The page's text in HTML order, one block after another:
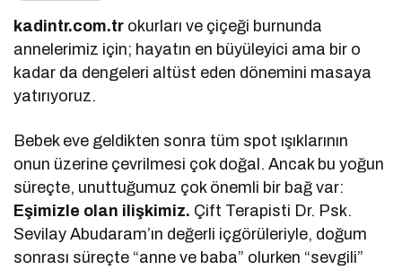
kadintr.com.tr okurları ve çiçeği burnunda
annelerimiz için; hayatın en büyüleyici ama bir o
kadar da dengeleri altüst eden dönemini masaya
yatırıyoruz.
Bebek eve geldikten sonra tüm spot ışıklarının
onun üzerine çevrilmesi çok doğal. Ancak bu yoğun
süreçte, unuttuğumuz çok önemli bir bağ var:
Eşimizle olan ilişkimiz. Çift Terapisti Dr. Psk.
Sevilay Abudaram’ın değerli içgörüleriyle, doğum
sonrası süreçte “anne ve baba” olurken “sevgili”